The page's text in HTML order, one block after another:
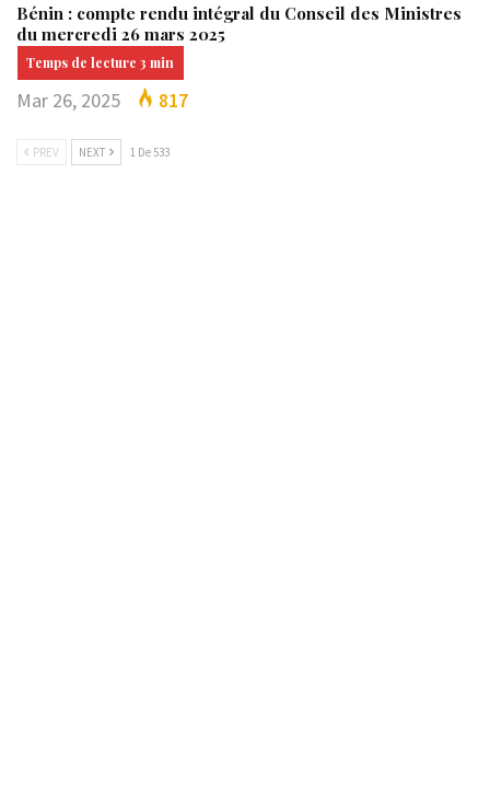
Bénin : compte rendu intégral du Conseil des Ministres
du mercredi 26 mars 2025
Mar 26, 2025 817
PREV NEXT 1 De 533